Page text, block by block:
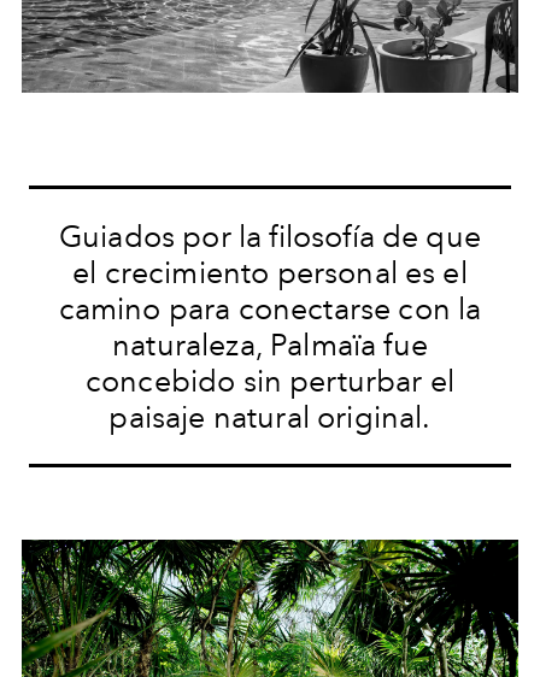
Guiados por la filosofía de que
el crecimiento personal es el
camino para conectarse con la
naturaleza, Palmaïa fue
concebido sin perturbar el
paisaje natural original.